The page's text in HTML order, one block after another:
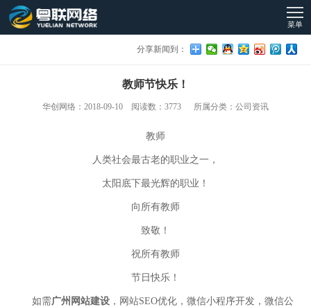
菜单
分享新闻到：
教师节快乐！
华创网络：2018-09-10 阅读数：3773 所属分类：公司资讯
教师
人类社会最古老的职业之一，
太阳底下最光辉的职业！
向所有教师
致敬！
祝所有教师
节日快乐！
如需广州网站建设 ，网站SEO优化，微信小程序开发，微信公